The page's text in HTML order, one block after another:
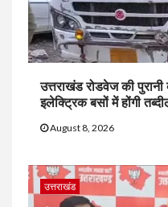
उत्तराखंड रोडवेज की
इलेक्ट्रिक बसों में होंगी
August 8, 2026
उत्तराखंड